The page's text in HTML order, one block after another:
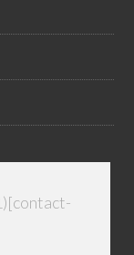
[contact-